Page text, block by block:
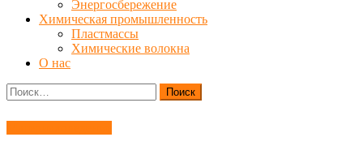
Энергосбережение
Химическая промышленность
Пластмассы
Химические волокна
О нас
Найти: